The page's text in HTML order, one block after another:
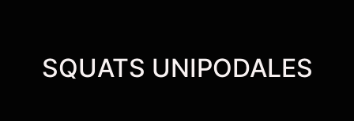
SQUATS UNIPODALES